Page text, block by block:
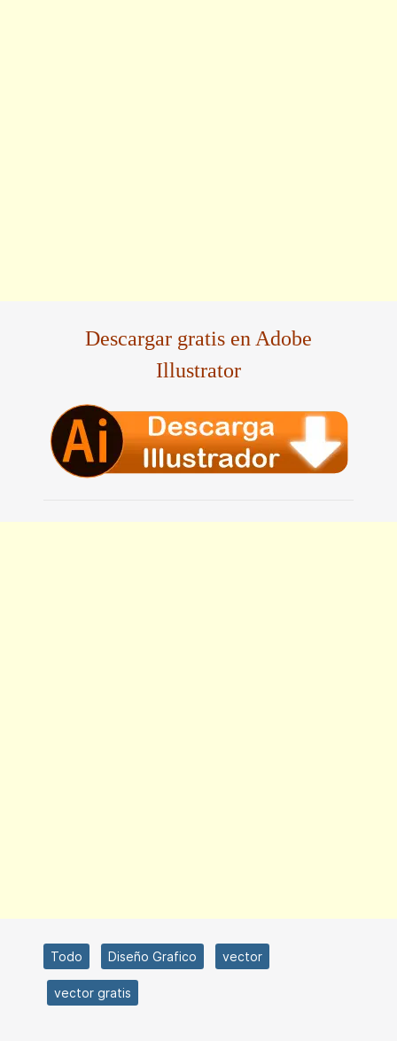
Descargar gratis en Adobe
Illustrator
Todo Diseño Grafico vector
vector gratis